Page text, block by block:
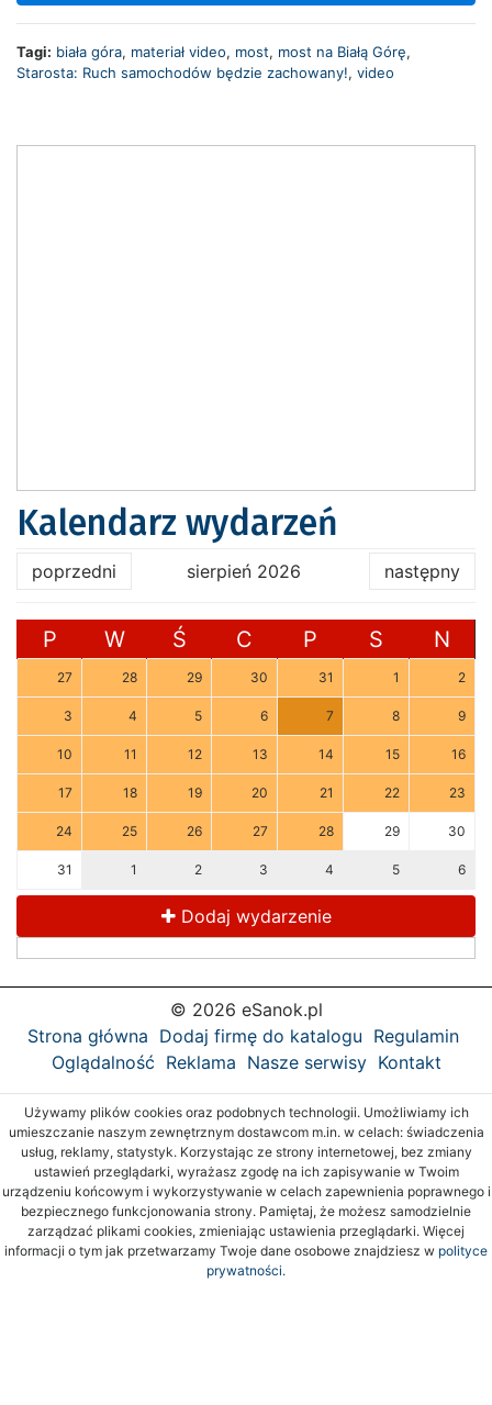
Tagi: biała góra, materiał video, most, most na Białą Górę,
Starosta: Ruch samochodów będzie zachowany!, video
Kalendarz wydarzeń
poprzedni sierpień 2026 następny
P W Ś C P S N
27 28 29 30 31 1 2
3 4 5 6 7 8 9
10 11 12 13 14 15 16
17 18 19 20 21 22 23
24 25 26 27 28 29 30
31 1 2 3 4 5 6
Dodaj wydarzenie
© 2026 eSanok.pl
Strona główna Dodaj firmę do katalogu Regulamin
Oglądalność Reklama Nasze serwisy Kontakt
Używamy plików cookies oraz podobnych technologii. Umożliwiamy ich
umieszczanie naszym zewnętrznym dostawcom m.in. w celach: świadczenia
usług, reklamy, statystyk. Korzystając ze strony internetowej, bez zmiany
ustawień przeglądarki, wyrażasz zgodę na ich zapisywanie w Twoim
urządzeniu końcowym i wykorzystywanie w celach zapewnienia poprawnego i
bezpiecznego funkcjonowania strony. Pamiętaj, że możesz samodzielnie
zarządzać plikami cookies, zmieniając ustawienia przeglądarki. Więcej
informacji o tym jak przetwarzamy Twoje dane osobowe znajdziesz w polityce
prywatności.